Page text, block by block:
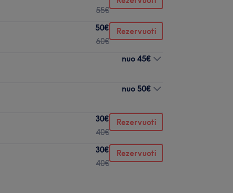
55€
50€
60€
Rezervuoti
nuo 45€
nuo 50€
30€
40€
Rezervuoti
30€
40€
Rezervuoti